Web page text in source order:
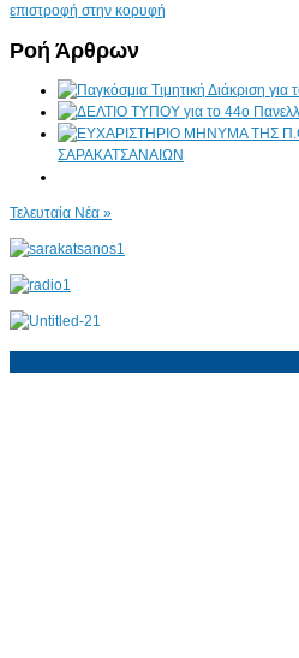
επιστροφή στην κορυφή
Ροή Άρθρων
ΣΑΡΑΚΑΤΣΑΝΑΙΩΝ
Τελευταία Νέα »